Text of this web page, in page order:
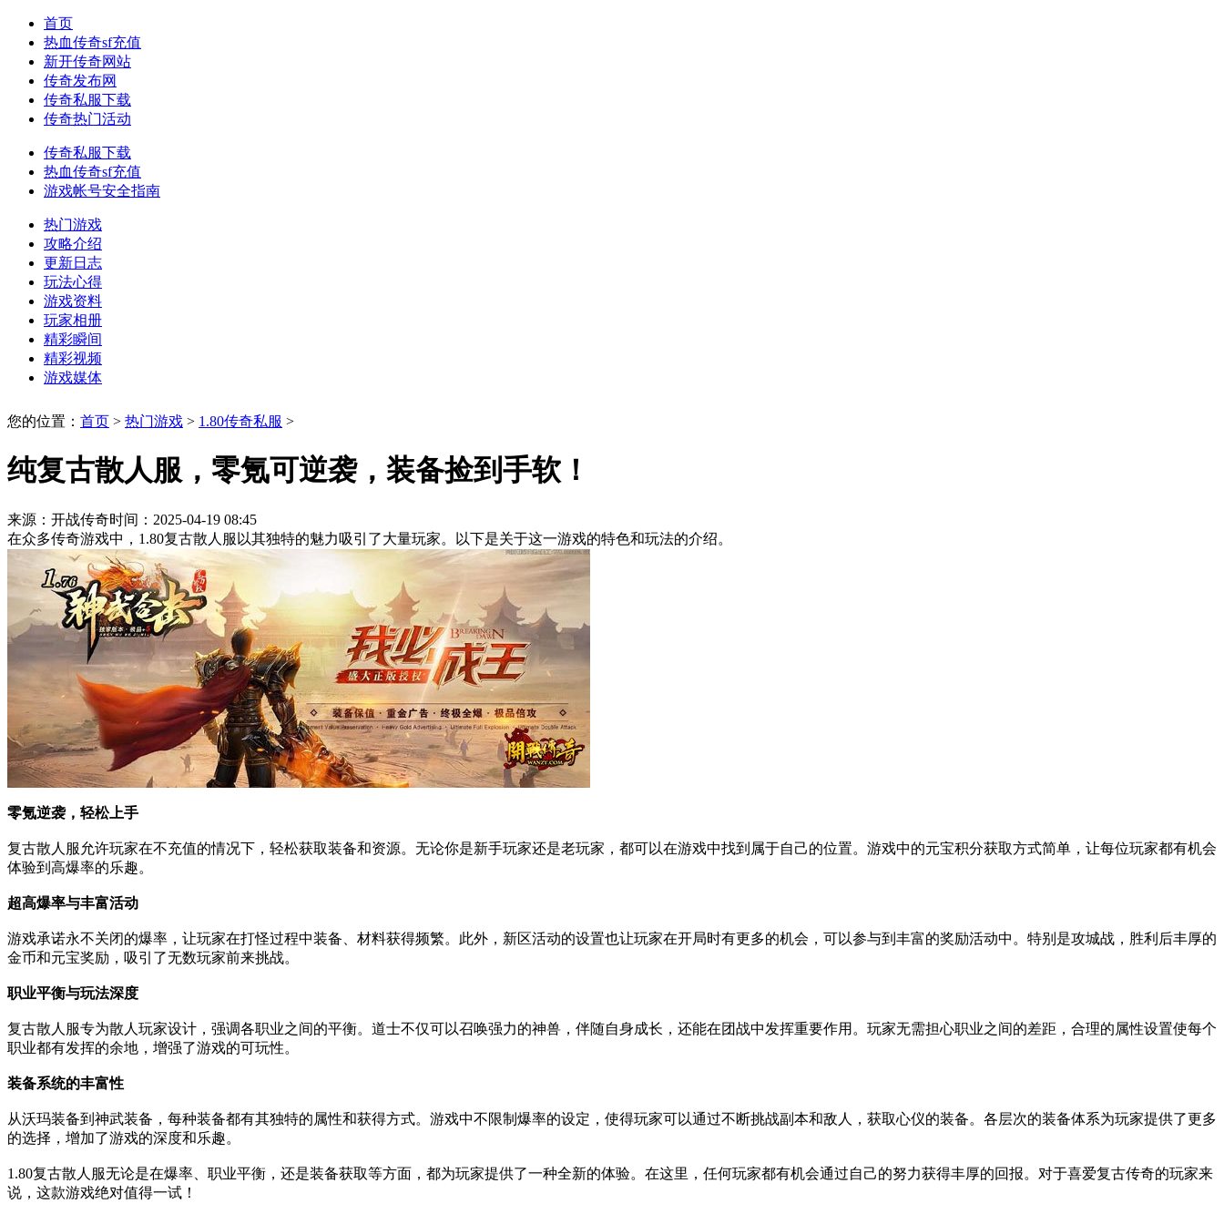
首页
热血传奇sf充值
新开传奇网站
传奇发布网
传奇私服下载
传奇热门活动
传奇私服下载
热血传奇sf充值
游戏帐号安全指南
热门游戏
攻略介绍
更新日志
玩法心得
游戏资料
玩家相册
精彩瞬间
精彩视频
游戏媒体
您的位置： 首页 > 热门游戏 > 1.80传奇私服 >
纯复古散人服，零氪可逆袭，装备捡到手软！
来源：开战传奇时间：2025-04-19 08:45
在众多传奇游戏中，1.80复古散人服以其独特的魅力吸引了大量玩家。以下是关于这一游戏的特色和玩法的介绍。
零氪逆袭，轻松上手
复古散人服允许玩家在不充值的情况下，轻松获取装备和资源。无论你是新手玩家还是老玩家，都可以在游戏中找到属于自己的位置。游戏中的元宝积分获取方式简单，让每位玩家都有机会
体验到高爆率的乐趣。
超高爆率与丰富活动
游戏承诺永不关闭的爆率，让玩家在打怪过程中装备、材料获得频繁。此外，新区活动的设置也让玩家在开局时有更多的机会，可以参与到丰富的奖励活动中。特别是攻城战，胜利后丰厚的
金币和元宝奖励，吸引了无数玩家前来挑战。
职业平衡与玩法深度
复古散人服专为散人玩家设计，强调各职业之间的平衡。道士不仅可以召唤强力的神兽，伴随自身成长，还能在团战中发挥重要作用。玩家无需担心职业之间的差距，合理的属性设置使每个
职业都有发挥的余地，增强了游戏的可玩性。
装备系统的丰富性
从沃玛装备到神武装备，每种装备都有其独特的属性和获得方式。游戏中不限制爆率的设定，使得玩家可以通过不断挑战副本和敌人，获取心仪的装备。各层次的装备体系为玩家提供了更多
的选择，增加了游戏的深度和乐趣。
1.80复古散人服无论是在爆率、职业平衡，还是装备获取等方面，都为玩家提供了一种全新的体验。在这里，任何玩家都有机会通过自己的努力获得丰厚的回报。对于喜爱复古传奇的玩家来
说，这款游戏绝对值得一试！